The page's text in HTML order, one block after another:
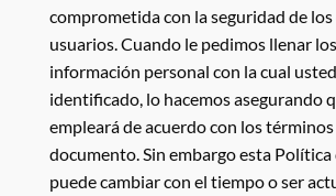
comprometida con la seguridad de los
usuarios. Cuando le pedimos llenar
información personal con la cual
identificado, lo hacemos asegurando
empleará de acuerdo con los
documento. Sin embargo esta Política
puede cambiar con el tiempo o ser